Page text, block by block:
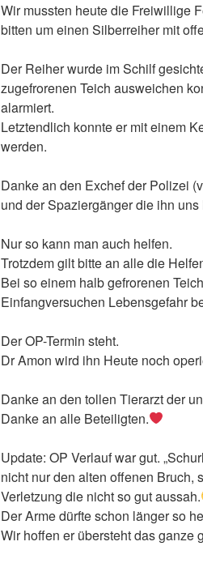
Wir mussten heute die Freiwillige
bitten um einen Silberreiher mit
Der Reiher wurde im Schilf
zugefrorenen Teich ausweichen
alarmiert.
Letztendlich konnte er mit einem
werden.
Danke an den Exchef der Polizei
und der Spaziergänger die ihn
Nur so kann man auch helfen.
Trotzdem gilt bitte an alle die
Bei so einem halb gefrorenen
Einfangversuchen Lebensgefahr
Der OP-Termin steht.
Dr Amon wird ihn Heute noch
Danke an den tollen Tierarzt der
Danke an alle Beteiligten.
Update: OP Verlauf war gut.
nicht nur den alten offenen Bruch,
Verletzung die nicht so gut aussah.
Der Arme dürfte schon länger so
Wir hoffen er übersteht das